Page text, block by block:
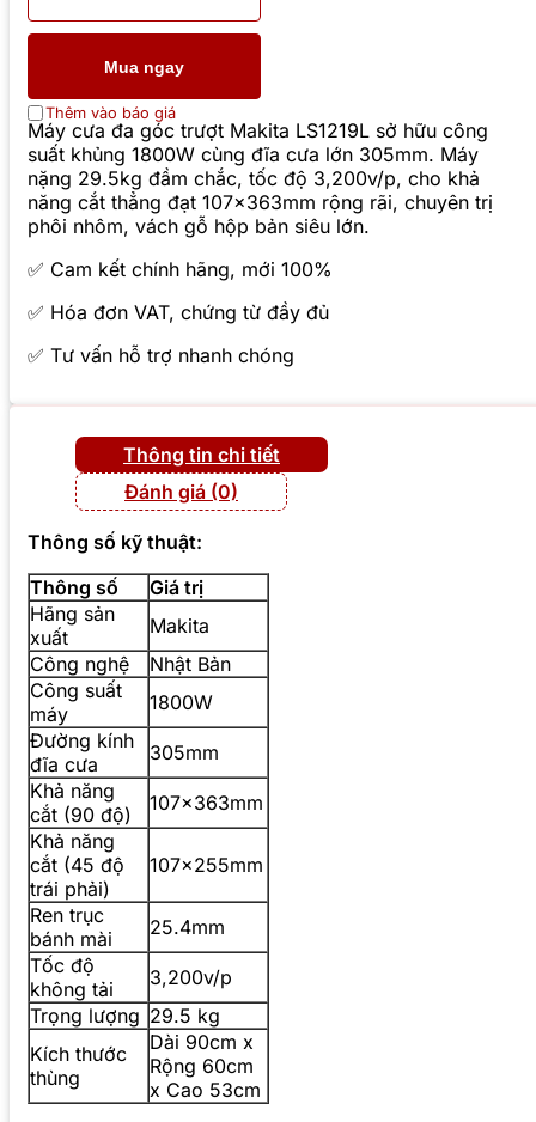
Mua ngay
Thêm vào báo giá
Máy cưa đa góc trượt Makita LS1219L sở hữu công
suất khủng 1800W cùng đĩa cưa lớn 305mm. Máy
nặng 29.5kg đầm chắc, tốc độ 3,200v/p, cho khả
năng cắt thẳng đạt 107x363mm rộng rãi, chuyên trị
phôi nhôm, vách gỗ hộp bản siêu lớn.
✅ Cam kết chính hãng, mới 100%
✅ Hóa đơn VAT, chứng từ đầy đủ
✅ Tư vấn hỗ trợ nhanh chóng
Thông tin chi tiết
Đánh giá (0)
Thông số kỹ thuật:
Thông số
Giá trị
Hãng sản
xuất
Makita
Công nghệ
Nhật Bản
Công suất
máy
1800W
Đường kính
đĩa cưa
305mm
Khả năng
cắt (90 độ)
107x363mm
Khả năng
cắt (45 độ
trái phải)
107x255mm
Ren trục
bánh mài
25.4mm
Tốc độ
không tải
3,200v/p
Trọng lượng 29.5 kg
Kích thước
thùng
Dài 90cm x
Rộng 60cm
x Cao 53cm